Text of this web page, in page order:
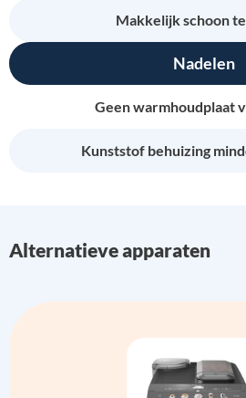
Makkelijk schoon
Nadelen
Geen warmhoudplaat
Kunststof behuizing
Alternatieve apparaten